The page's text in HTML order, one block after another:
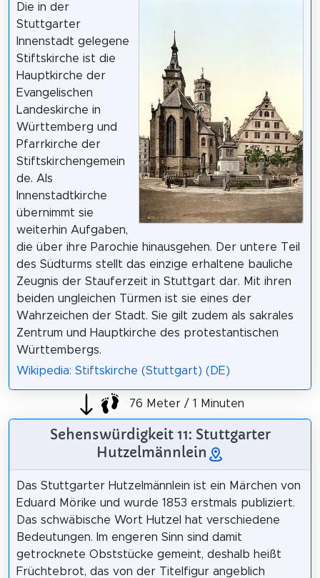
Die in der
Stuttgarter
Innenstadt gelegene
Stiftskirche ist die
Hauptkirche der
Evangelischen
Landeskirche in
Württemberg und
Pfarrkirche der
Stiftskirchengemein
de. Als
Innenstadtkirche
übernimmt sie
weiterhin Aufgaben,
die über ihre Parochie hinausgehen. Der untere Teil
des Südturms stellt das einzige erhaltene bauliche
Zeugnis der Stauferzeit in Stuttgart dar. Mit ihren
beiden ungleichen Türmen ist sie eines der
Wahrzeichen der Stadt. Sie gilt zudem als sakrales
Zentrum und Hauptkirche des protestantischen
Württembergs.
Wikipedia: Stiftskirche (Stuttgart) (DE)
76 Meter / 1 Minuten
Sehenswürdigkeit 11: Stuttgarter
Hutzelmännlein
Das Stuttgarter Hutzelmännlein ist ein Märchen von
Eduard Mörike und wurde 1853 erstmals publiziert.
Das schwäbische Wort Hutzel hat verschiedene
Bedeutungen. Im engeren Sinn sind damit
getrocknete Obststücke gemeint, deshalb heißt
Früchtebrot, das von der Titelfigur angeblich